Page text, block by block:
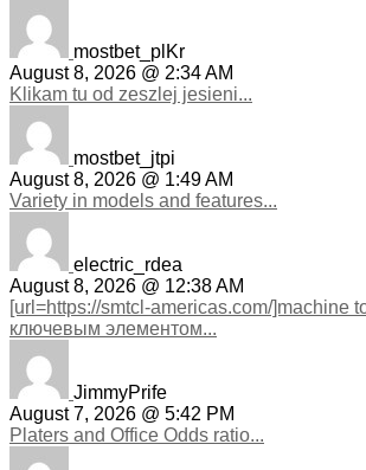
mostbet_plKr
August 8, 2026 @ 2:34 AM
Klikam tu od zeszlej jesieni...
mostbet_jtpi
August 8, 2026 @ 1:49 AM
Variety in models and features...
electric_rdea
August 8, 2026 @ 12:38 AM
[url=https://smtcl-americas.com/]machine
ключевым элементом...
JimmyPrife
August 7, 2026 @ 5:42 PM
Platers and Office Odds ratio...